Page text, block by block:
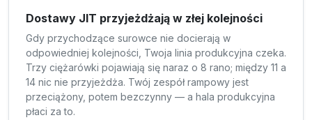
Dostawy JIT przyjeżdżają w złej kolejności
Gdy przychodzące surowce nie docierają w
odpowiedniej kolejności, Twoja linia produkcyjna czeka.
Trzy ciężarówki pojawiają się naraz o 8 rano; między 11 a
14 nic nie przyjeżdża. Twój zespół rampowy jest
przeciążony, potem bezczynny — a hala produkcyjna
płaci za to.